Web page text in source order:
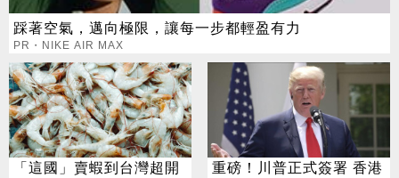
踩著空氣，邁向極限，讓每一步都輕盈有力
PR・NIKE AIR MAX
「這國」賣蝦到台灣超開
重磅！川普正式簽署 香港